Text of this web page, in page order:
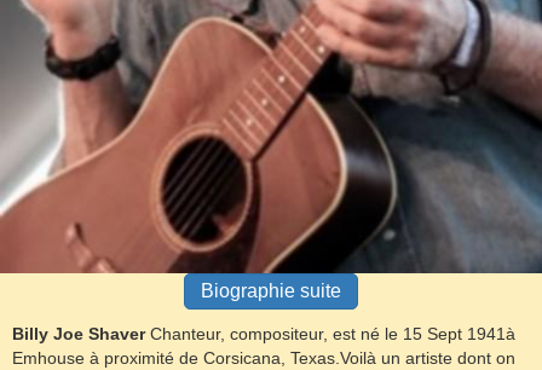
Biographie suite
Billy Joe ShaverChanteur, compositeur, est né le 15 Sept 1941à
Emhouse à proximité de Corsicana, Texas.Voilà un artiste dont on